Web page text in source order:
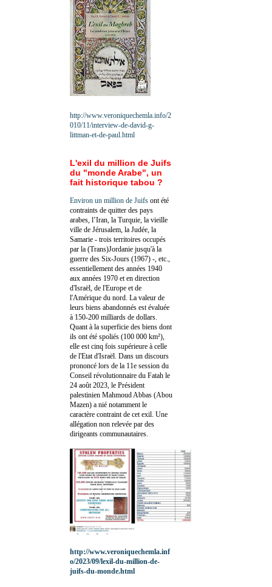
http://www.veroniquechemla.info/2
010/11/interview-de-david-g-
littman-et-de-paul.html
L'exil du million de Juifs
du "monde Arabe", un
fait historique tabou ?
Environ un million de Juifs ont été
contraints de quitter des pays
arabes, l’Iran, la Turquie, la vieille
ville de Jérusalem, la Judée, la
Samarie - trois territoires occupés
par la (Trans)Jordanie jusqu'à la
guerre des Six-Jours (1967) -, etc.,
essentiellement des années 1940
aux années 1970 et en direction
d'Israël, de l'Europe et de
l'Amérique du nord. La valeur de
leurs biens abandonnés est évaluée
à 150-200 milliards de dollars.
Quant à la superficie des biens dont
ils ont été spoliés (100 000 km²),
elle est cinq fois supérieure à celle
de l'Etat d'Israël. Dans un discours
prononcé lors de la 11e session du
Conseil révolutionnaire du Fatah le
24 août 2023, le Président
palestinien Mahmoud Abbas (Abou
Mazen) a nié notamment le
caractère contraint de cet exil. Une
allégation non relevée par des
dirigeants communautaires.
http://www.veroniquechemla.inf
o/2023/09/lexil-du-million-de-
juifs-du-monde.html